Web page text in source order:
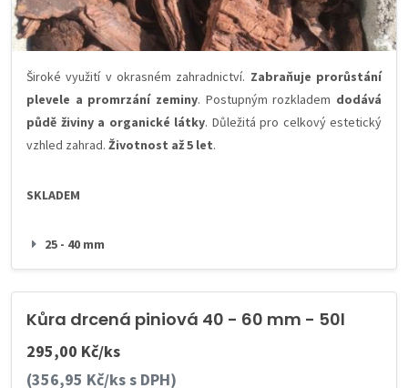
Široké využití v okrasném zahradnictví. Zabraňuje prorůstání
plevele a promrzání zeminy. Postupným rozkladem dodává
půdě živiny a organické látky. Důležitá pro celkový estetický
vzhled zahrad. Životnost až 5 let.
SKLADEM
25 - 40 mm
Kůra drcená piniová 40 - 60 mm - 50l
295,00 Kč/ks
(356,95 Kč/ks s DPH)